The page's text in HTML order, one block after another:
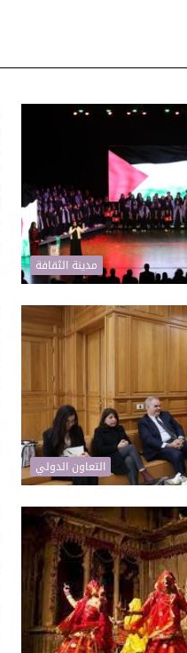
مدينة الثقافة
التعاون الدولي